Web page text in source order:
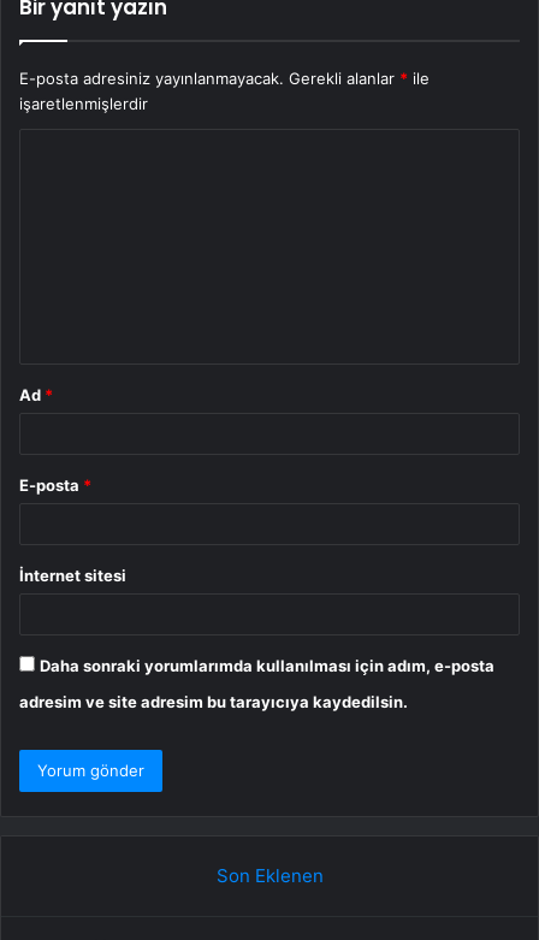
Bir yanıt yazın
E-posta adresiniz yayınlanmayacak. Gerekli alanlar * ile
işaretlenmişlerdir
Ad *
E-posta *
İnternet sitesi
Daha sonraki yorumlarımda kullanılması için adım, e-posta
adresim ve site adresim bu tarayıcıya kaydedilsin.
Son Eklenen